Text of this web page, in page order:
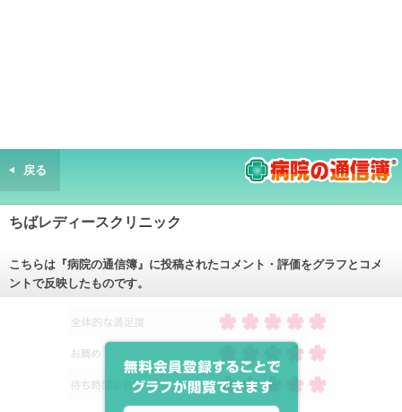
戻る
ちばレディースクリニック
こちらは『病院の通信簿』に投稿されたコメント・評価をグラフとコメ
ントで反映したものです。